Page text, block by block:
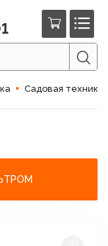
Садовая техника